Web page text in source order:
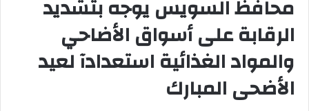
محافظ السويس يوجه بتشديد
الرقابة على أسواق الأضاحي
والمواد الغذائية استعدادآ لعيد
الأضحى المبارك